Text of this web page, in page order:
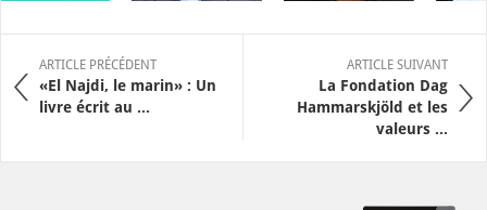
ARTICLE PRÉCÉDENT
«El Najdi, le marin» : Un
livre écrit au ...
ARTICLE SUIVANT
La Fondation Dag
Hammarskjöld et les
valeurs ...